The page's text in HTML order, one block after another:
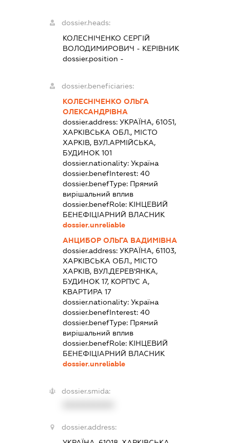
dossier.heads:
КОЛЕСНІЧЕНКО СЕРГІЙ
ВОЛОДИМИРОВИЧ - КЕРІВНИК
dossier.position -
dossier.beneficiaries:
КОЛЕСНІЧЕНКО ОЛЬГА
ОЛЕКСАНДРІВНА
dossier.address:УКРАЇНА, 61051,
ХАРКІВСЬКА ОБЛ., МІСТО
ХАРКІВ, ВУЛ.АРМІЙСЬКА,
БУДИНОК 101
dossier.nationality:Україна
dossier.benefInterest:40
dossier.benefType: Прямий
вирішальний вплив
dossier.benefRole: КІНЦЕВИЙ
БЕНЕФІЦІАРНИЙ ВЛАСНИК
dossier.unreliable
АНЦИБОР ОЛЬГА ВАДИМІВНА
dossier.address:УКРАЇНА, 61103,
ХАРКІВСЬКА ОБЛ., МІСТО
ХАРКІВ, ВУЛ.ДЕРЕВ'ЯНКА,
БУДИНОК 17, КОРПУС А,
КВАРТИРА 17
dossier.nationality:Україна
dossier.benefInterest:40
dossier.benefType: Прямий
вирішальний вплив
dossier.benefRole: КІНЦЕВИЙ
БЕНЕФІЦІАРНИЙ ВЛАСНИК
dossier.unreliable
dossier.smida:
dossier.address: